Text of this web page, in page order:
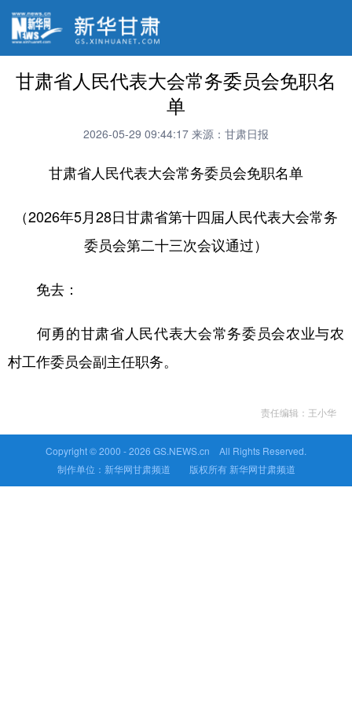
甘肃省人民代表大会常务委员会免职名
单
2026-05-29 09:44:17 来源：甘肃日报
甘肃省人民代表大会常务委员会免职名单
（2026年5月28日甘肃省第十四届人民代表大会常务
委员会第二十三次会议通过）
免去：
何勇的甘肃省人民代表大会常务委员会农业与农
村工作委员会副主任职务。
责任编辑：王小华
Copyright © 2000 -2026 GS.NEWS.cn All Rights Reserved.
制作单位：新华网甘肃频道 版权所有 新华网甘肃频道